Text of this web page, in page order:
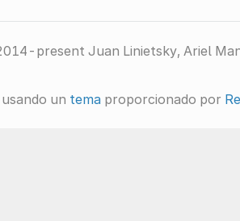
present Juan Linietsky, Ariel
usando un temaproporcionado por